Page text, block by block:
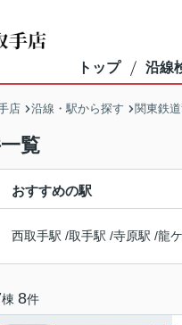
トップ 沿線
店 沿線・駅から探す 関東鉄
覧
おすすめの駅
西取手駅 /取手駅 /寺原駅 /龍
棟 8件